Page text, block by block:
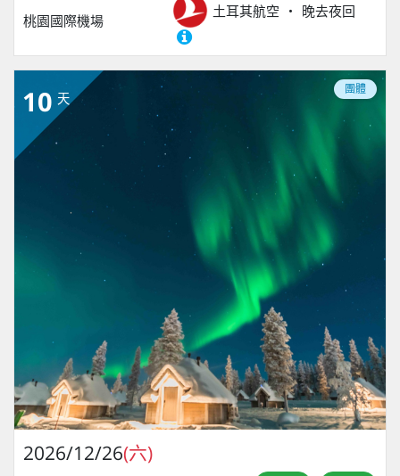
桃園國際機場
土耳其航空 晚去夜回
10 天
團體
2026/12/26(六)